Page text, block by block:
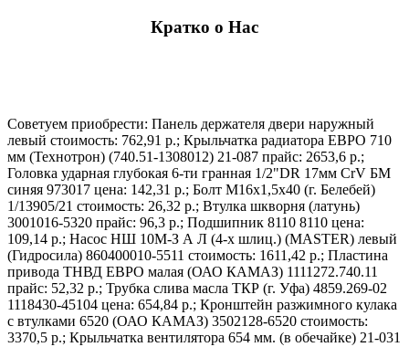
Кратко о Нас
Советуем приобрести: Панель держателя двери наружный
левый стоимость: 762,91 р.; Крыльчатка радиатора ЕВРО 710
мм (Технотрон) (740.51-1308012) 21-087 прайс: 2653,6 р.;
Головка ударная глубокая 6-ти гранная 1/2"DR 17мм CrV БМ
синяя 973017 цена: 142,31 р.; Болт М16х1,5х40 (г. Белебей)
1/13905/21 стоимость: 26,32 р.; Втулка шкворня (латунь)
3001016-5320 прайс: 96,3 р.; Подшипник 8110 8110 цена:
109,14 р.; Насос НШ 10М-З А Л (4-х шлиц.) (MASTER) левый
(Гидросила) 860400010-5511 стоимость: 1611,42 р.; Пластина
привода ТНВД ЕВРО малая (ОАО КАМАЗ) 1111272.740.11
прайс: 52,32 р.; Трубка слива масла ТКР (г. Уфа) 4859.269-02
1118430-45104 цена: 654,84 р.; Кронштейн разжимного кулака
с втулками 6520 (ОАО КАМАЗ) 3502128-6520 стоимость:
3370,5 р.; Крыльчатка вентилятора 654 мм. (в обечайке) 21-031